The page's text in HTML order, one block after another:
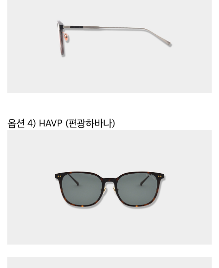
옵션 4) HAVP (편광하바나)